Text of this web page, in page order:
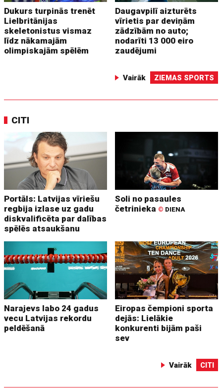
Dukurs turpinās trenēt
Lielbritānijas
skeletonistus vismaz
līdz nākamajām
olimpiskajām spēlēm
Daugavpilī aizturēts
vīrietis par deviņām
zādzībām no auto;
nodarīti 13 000 eiro
zaudējumi
Vairāk ZIEMAS SPORTS
CITI
Portāls: Latvijas vīriešu
regbija izlase uz gadu
diskvalificēta par dalības
spēlēs atsaukšanu
Soli no pasaules
četrinieka © DIENA
Narajevs labo 24 gadus
vecu Latvijas rekordu
peldēšanā
Eiropas čempioni sporta
dejās: Lielākie
konkurenti bijām paši
sev
Vairāk CITI